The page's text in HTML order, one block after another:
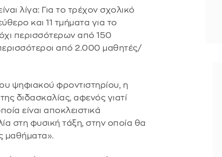
λίγα: Για το τρέχον σχολικό
και 11 τμήματα για το
περισσότερων από 150
από 2.000 μαθητές/
ψηφιακού φροντιστηρίου, η
διδασκαλίας, αφενός γιατί
είναι αποκλειστικά
στη φυσική τάξη, στην οποία θα
μαθήματα».